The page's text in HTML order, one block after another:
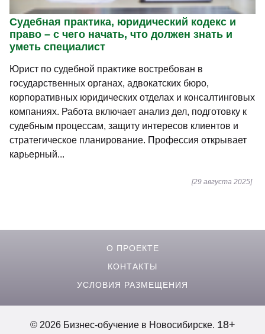
Судебная практика, юридический кодекс и
право – с чего начать, что должен знать и
уметь специалист
Юрист по судебной практике востребован в
государственных органах, адвокатских бюро,
корпоративных юридических отделах и консалтинговых
компаниях. Работа включает анализ дел, подготовку к
судебным процессам, защиту интересов клиентов и
стратегическое планирование. Профессия открывает
карьерный...
[29 августа 2025]
О ПРОЕКТЕ
КОНТАКТЫ
УСЛОВИЯ РАЗМЕЩЕНИЯ
© 2026 Бизнес-обучение в Новосибирске. 18+